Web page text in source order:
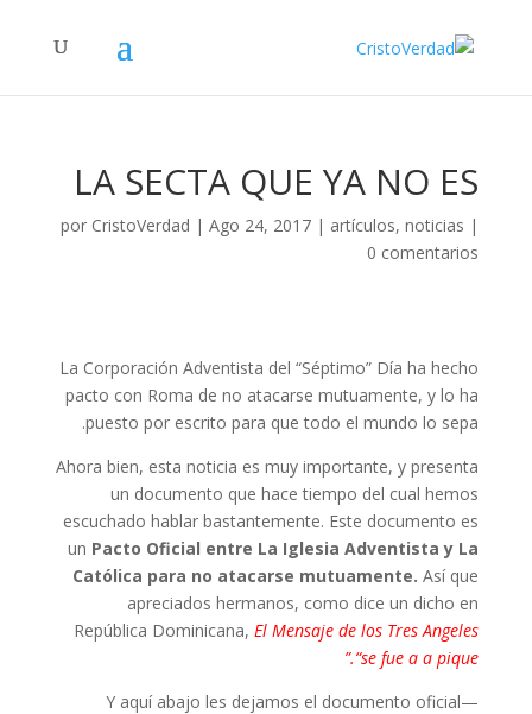
LA SECTA QUE YA NO ES
por CristoVerdad |Ago 24, 2017 | artículos,noticias |
0 comentarios
La Corporación Adventista del “Séptimo” Día ha hecho
pacto con Roma de no atacarse mutuamente, y lo ha
puesto por escrito para que todo el mundo lo sepa.
Ahora bien, esta noticia es muy importante, y presenta
un documento que hace tiempo del cual hemos
escuchado hablar bastantemente. Este documento es
un Pacto Oficial entre La Iglesia Adventista y La
Católica para no atacarse mutuamente. Así que
apreciados hermanos, como dice un dicho en
República Dominicana,El Mensaje de los Tres Angeles
“se fue a a pique.”
Y aquí abajo les dejamos el documento oficial—